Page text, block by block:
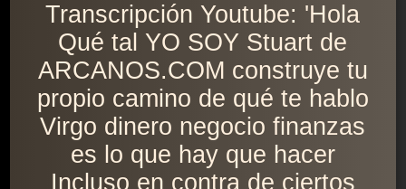
Transcripción Youtube: 'Hola
Qué tal YO SOY Stuart de
ARCANOS.COM construye tu
propio camino de qué te hablo
Virgo dinero negocio finanzas
es lo que hay que hacer
Incluso en contra de ciertos